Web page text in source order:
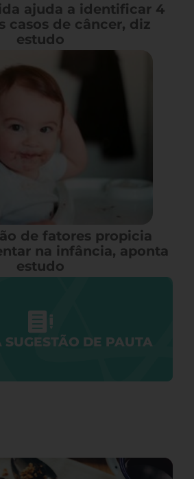
ajuda a identificar 4
casos de câncer, diz
estudo
de fatores propicia
na infância, aponta
estudo
SUGESTÃO DE PAUTA